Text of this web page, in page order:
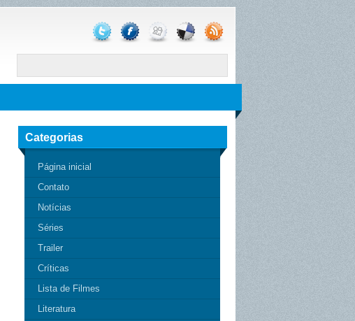
Categorias
Página inicial
Contato
Notícias
Séries
Trailer
Críticas
Lista de Filmes
Literatura